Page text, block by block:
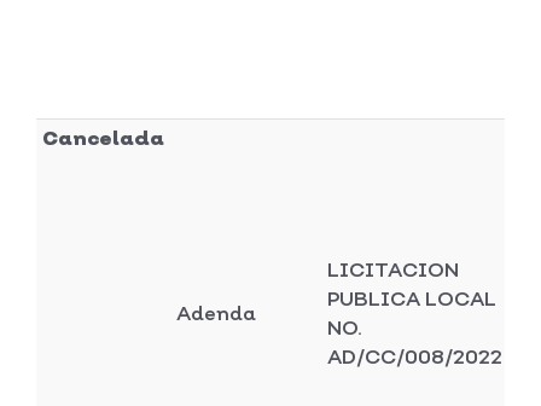
Cancelada
Adenda
LICITACION
PUBLICA LOCAL
NO.
AD/CC/008/2022